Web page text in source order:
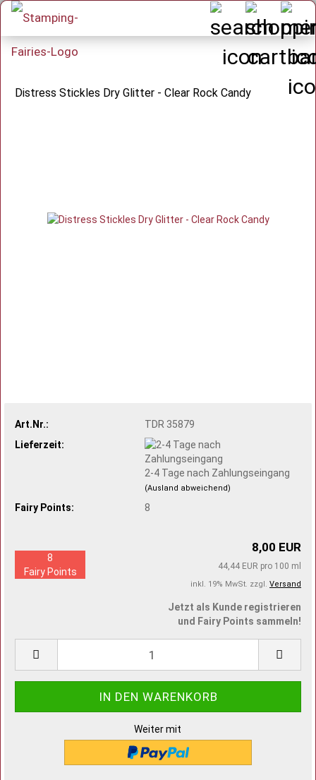
Distress Stickles Dry Glitter - Clear Rock Candy
Art.Nr.:
TDR 35879
Lieferzeit:
2-4 Tage nach Zahlungseingang
(Ausland abweichend)
Fairy Points: 8
8,00 EUR
44,44 EUR pro 100 ml
inkl. 19% MwSt. zzgl. Versand
8
Fairy Points
Jetzt als Kunde registrieren
und Fairy Points sammeln!
Weiter mit